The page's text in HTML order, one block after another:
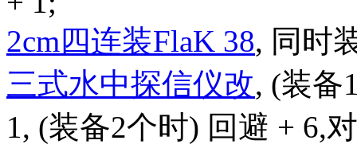
2cm四连装FlaK 38, 同时
三式水中探信仪改, (装备
1, (装备2个时) 回避 + 6,